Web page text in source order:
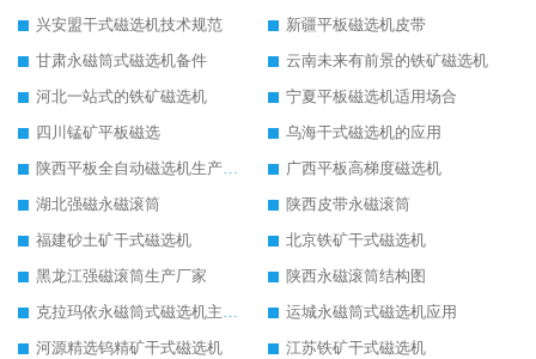
兴安盟干式磁选机技术规范
新疆平板磁选机皮带
甘肃永磁筒式磁选机备件
云南未来有前景的铁矿磁选机
河北一站式的铁矿磁选机
宁夏平板磁选机适用场合
四川锰矿平板磁选
乌海干式磁选机的应用
陕西平板全自动磁选机生产厂家
广西平板高梯度磁选机
湖北强磁永磁滚筒
陕西皮带永磁滚筒
福建砂土矿干式磁选机
北京铁矿干式磁选机
黑龙江强磁滚筒生产厂家
陕西永磁滚筒结构图
克拉玛依永磁筒式磁选机主要技术参数
运城永磁筒式磁选机应用
河源精选钨精矿干式磁选机
江苏铁矿干式磁选机